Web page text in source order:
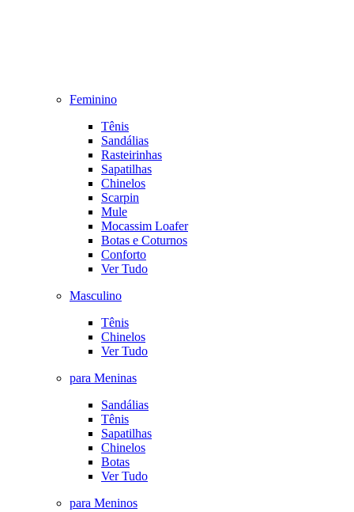
Feminino
Tênis
Sandálias
Rasteirinhas
Sapatilhas
Chinelos
Scarpin
Mule
Mocassim Loafer
Botas e Coturnos
Conforto
Ver Tudo
Masculino
Tênis
Chinelos
Ver Tudo
para Meninas
Sandálias
Tênis
Sapatilhas
Chinelos
Botas
Ver Tudo
para Meninos